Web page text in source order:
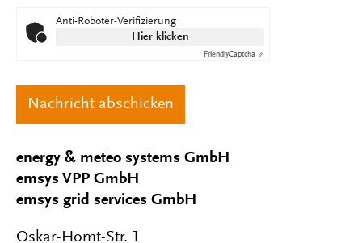
Anti-Roboter-Verifizierung
Hier klicken
FriendlyCaptcha ⇗
energy & meteo systems GmbH
emsys VPP GmbH
emsys grid services GmbH
Oskar-Homt-Str. 1